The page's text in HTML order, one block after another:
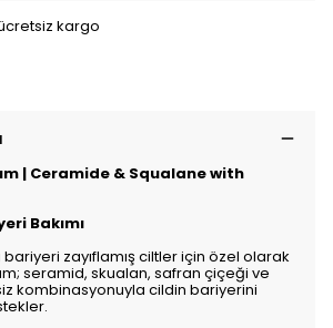
kargo
| Ceramide & Squalane with
Bakımı
zayıflamış ciltler için özel olarak
seramid, skualan, safran çiçeği ve
kombinasyonuyla cildin bariyerini